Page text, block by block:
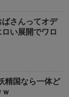
ばさんってオデ
い展開でワロ
精国なら一体ど